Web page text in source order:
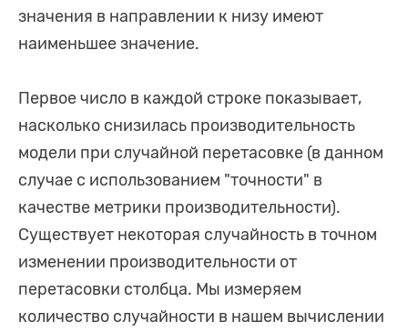
значения в направлении к низу имеют
наименьшее значение.
Первое число в каждой строке показывает,
насколько снизилась производительность
модели при случайной перетасовке (в данном
случае с использованием "точности" в
качестве метрики производительности).
Существует некоторая случайность в точном
изменении производительности от
перетасовки столбца. Мы измеряем
количество случайности в нашем вычислении